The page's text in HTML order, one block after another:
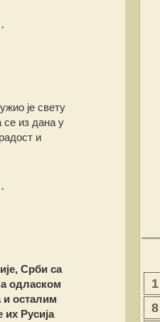
је свету
се из дана у
и
Срби са
одласком
и осталим
Русија
1
8